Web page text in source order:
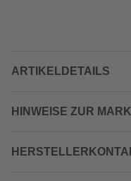
ARTIKELDETAILS
HINWEISE ZUR